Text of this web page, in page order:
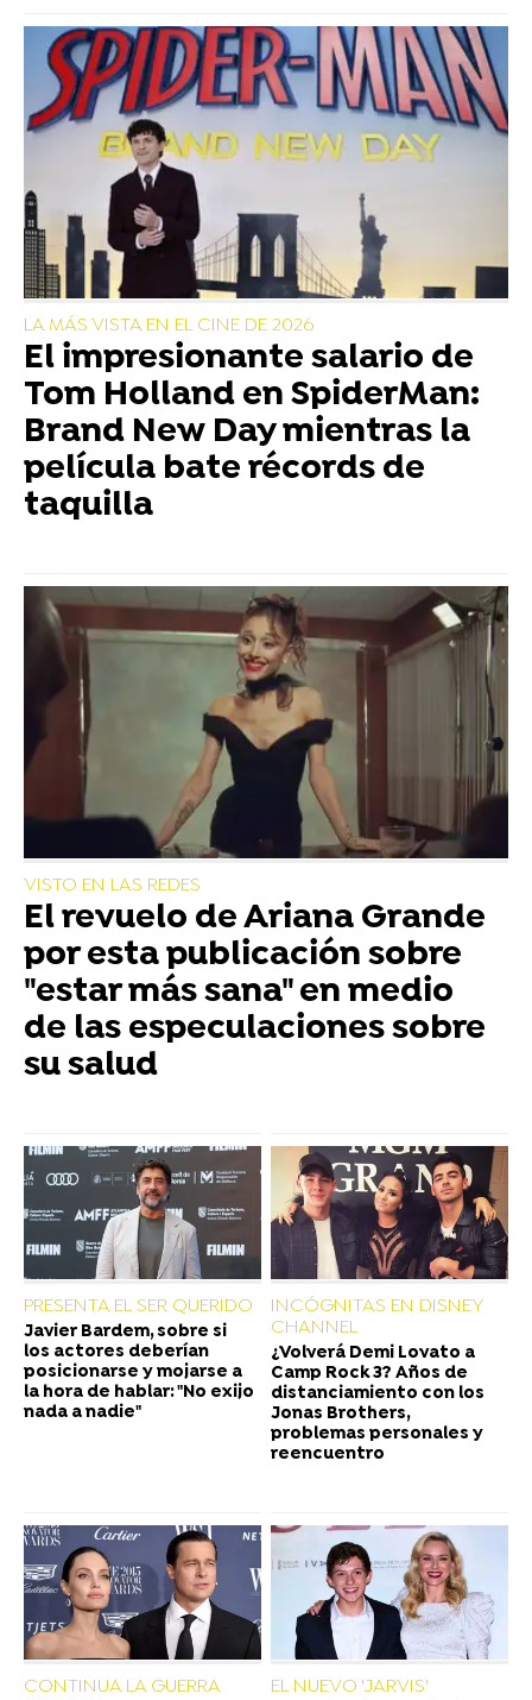
LA MÁS VISTA EN EL CINE DE 2026
El impresionante salario de
Tom Holland en SpiderMan:
Brand New Day mientras la
película bate récords de
taquilla
VISTO EN LAS REDES
El revuelo de Ariana Grande
por esta publicación sobre
"estar más sana" en medio
de las especulaciones sobre
su salud
PRESENTA EL SER QUERIDO
Javier Bardem, sobre si
los actores deberían
posicionarse y mojarse a
la hora de hablar: "No exijo
nada a nadie"
INCÓGNITAS EN DISNEY
CHANNEL
¿Volverá Demi Lovato a
Camp Rock 3? Años de
distanciamiento con los
Jonas Brothers,
problemas personales y
reencuentro
CONTINUA LA GUERRA
EL NUEVO 'JARVIS'